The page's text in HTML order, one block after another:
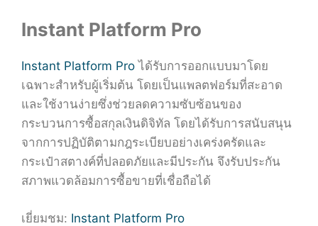
Instant Platform Pro
Instant Platform Pro ได้รับการออกแบบมาโดย
เฉพาะสำหรับผู้เริ่มต้น โดยเป็นแพลตฟอร์มที่สะอาด
และใช้งานง่ายซึ่งช่วยลดความซับซ้อนของ
กระบวนการซื้อสกุลเงินดิจิทัล โดยได้รับการสนับสนุน
จากการปฏิบัติตามกฎระเบียบอย่างเคร่งครัดและ
กระเป๋าสตางค์ที่ปลอดภัยและมีประกัน จึงรับประกัน
สภาพแวดล้อมการซื้อขายที่เชื่อถือได้
เยี่ยมชม: Instant Platform Pro